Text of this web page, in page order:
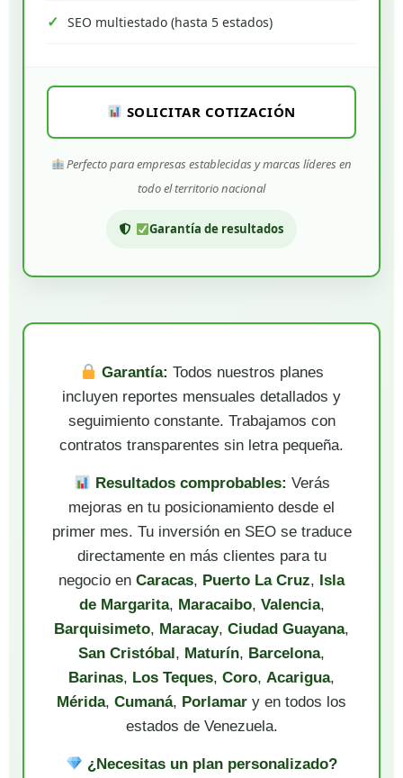
SEO multiestado (hasta 5 estados)
SOLICITAR COTIZACIÓN
Perfecto para empresas establecidas y marcas líderes en
todo el territorio nacional
Garantía de resultados
Garantía: Todos nuestros planes
incluyen reportes mensuales detallados y
seguimiento constante. Trabajamos con
contratos transparentes sin letra pequeña.
Resultados comprobables: Verás
mejoras en tu posicionamiento desde el
primer mes. Tu inversión en SEO se traduce
directamente en más clientes para tu
negocio en Caracas, Puerto La Cruz, Isla
de Margarita, Maracaibo, Valencia,
Barquisimeto, Maracay, Ciudad Guayana,
San Cristóbal, Maturín, Barcelona,
Barinas, Los Teques, Coro, Acarigua,
Mérida, Cumaná, Porlamar y en todos los
estados de Venezuela.
¿Necesitas un plan personalizado?